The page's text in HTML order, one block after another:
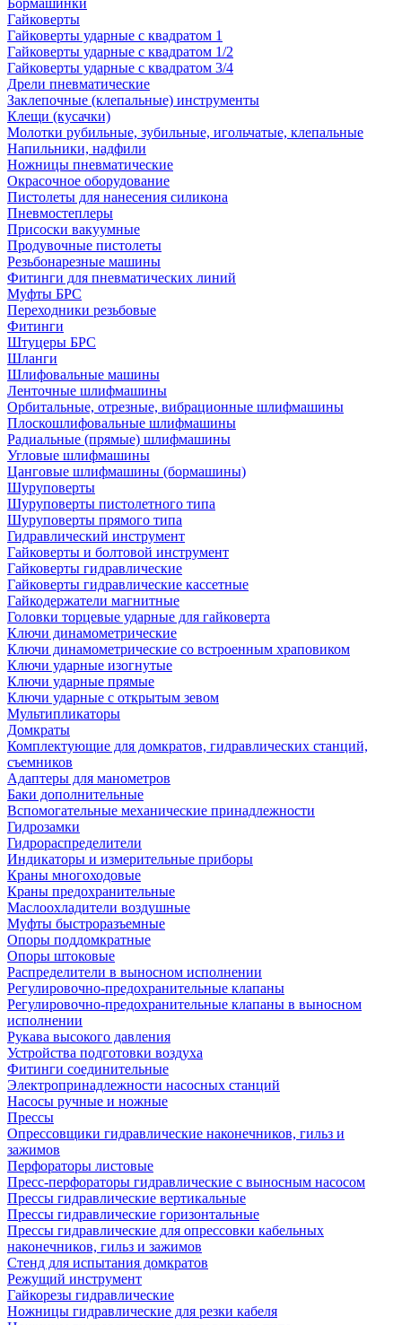
Бормашинки
Гайковерты
Гайковерты ударные с квадратом 1
Гайковерты ударные с квадратом 1/2
Гайковерты ударные с квадратом 3/4
Дрели пневматические
Заклепочные (клепальные) инструменты
Клещи (кусачки)
Молотки рубильные, зубильные, игольчатые, клепальные
Напильники, надфили
Ножницы пневматические
Окрасочное оборудование
Пистолеты для нанесения силикона
Пневмостеплеры
Присоски вакуумные
Продувочные пистолеты
Резьбонарезные машины
Фитинги для пневматических линий
Муфты БРС
Переходники резьбовые
Фитинги
Штуцеры БРС
Шланги
Шлифовальные машины
Ленточные шлифмашины
Орбитальные, отрезные, вибрационные шлифмашины
Плоскошлифовальные шлифмашины
Радиальные (прямые) шлифмашины
Угловые шлифмашины
Цанговые шлифмашины (бормашины)
Шуруповерты
Шуруповерты пистолетного типа
Шуруповерты прямого типа
Гидравлический инструмент
Гайковерты и болтовой инструмент
Гайковерты гидравлические
Гайковерты гидравлические кассетные
Гайкодержатели магнитные
Головки торцевые ударные для гайковерта
Ключи динамометрические
Ключи динамометрические со встроенным храповиком
Ключи ударные изогнутые
Ключи ударные прямые
Ключи ударные с открытым зевом
Мультипликаторы
Домкраты
Комплектующие для домкратов, гидравлических станций,
съемников
Адаптеры для манометров
Баки дополнительные
Вспомогательные механические принадлежности
Гидрозамки
Гидрораспределители
Индикаторы и измерительные приборы
Краны многоходовые
Краны предохранительные
Маслоохладители воздушные
Муфты быстроразъемные
Опоры поддомкратные
Опоры штоковые
Распределители в выносном исполнении
Регулировочно-предохранительные клапаны
Регулировочно-предохранительные клапаны в выносном
исполнении
Рукава высокого давления
Устройства подготовки воздуха
Фитинги соединительные
Электропринадлежности насосных станций
Насосы ручные и ножные
Прессы
Опрессовщики гидравлические наконечников, гильз и
зажимов
Перфораторы листовые
Пресс-перфораторы гидравлические с выносным насосом
Прессы гидравлические вертикальные
Прессы гидравлические горизонтальные
Прессы гидравлические для опрессовки кабельных
наконечников, гильз и зажимов
Стенд для испытания домкратов
Режущий инструмент
Гайкорезы гидравлические
Ножницы гидравлические для резки кабеля